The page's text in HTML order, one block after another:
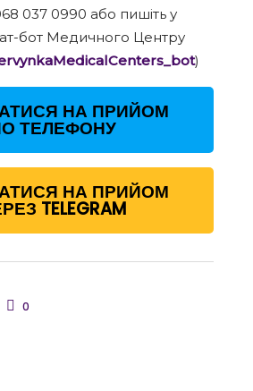
037 0990 або пишіть у
бот Медичного Центру
)
НА ПРИЙОМ
ТЕЛЕФОНУ
НА ПРИЙОМ
TELEGRAM
0